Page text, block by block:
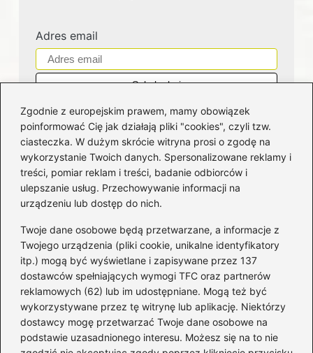
Zgodnie z europejskim prawem, mamy obowiązek
poinformować Cię jak działają pliki "cookies", czyli tzw.
ciasteczka. W dużym skrócie witryna prosi o zgodę na
wykorzystanie Twoich danych. Spersonalizowane reklamy i
treści, pomiar reklam i treści, badanie odbiorców i
ulepszanie usług. Przechowywanie informacji na
urządzeniu lub dostęp do nich.
Twoje dane osobowe będą przetwarzane, a informacje z
Twojego urządzenia (pliki cookie, unikalne identyfikatory
itp.) mogą być wyświetlane i zapisywane przez 137
dostawców spełniających wymogi TFC oraz partnerów
reklamowych (62) lub im udostępniane. Mogą też być
wykorzystywane przez tę witrynę lub aplikację. Niektórzy
dostawcy mogę przetwarzać Twoje dane osobowe na
podstawie uzasadnionego interesu. Możesz się na to nie
Adres email
Kategorie
Bankowość (181)
Fundusze
(36)
Giełda(28)
Inwestycje(49)
Rentowność(32)
Rozliczenia(196)
Świadczenia socjalne(59)
Waluty(21)